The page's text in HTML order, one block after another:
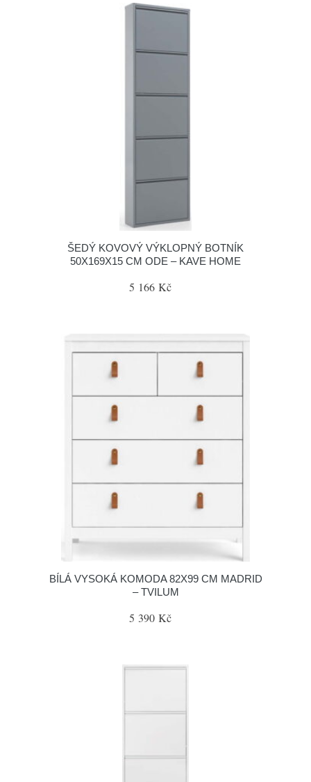
ŠEDÝ KOVOVÝ VÝKLOPNÝ BOTNÍK
50X169X15 CM ODE – KAVE HOME
5 166 Kč
BÍLÁ VYSOKÁ KOMODA 82X99 CM MADRID
– TVILUM
5 390 Kč